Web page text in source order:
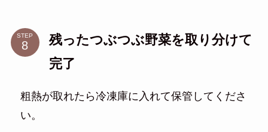
STEP
残ったつぶつぶ野菜を取り分けて
完了
粗熱が取れたら冷凍庫に入れて保管してくださ
い。